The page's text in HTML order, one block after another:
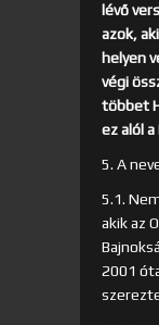
lévő
azok,
helyen
végi
többet
ez alól
5. A
5.1.
akik az
2001